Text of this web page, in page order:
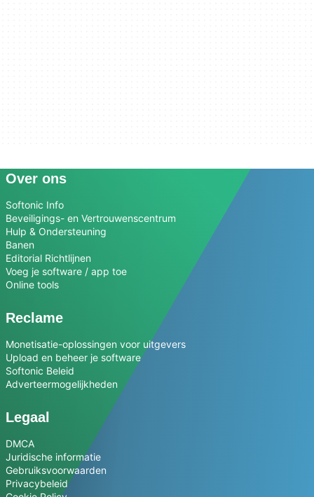
Over ons
Softonic Info
Beveiligings- en Vertrouwenscentrum
Hulp & Ondersteuning
Banen
Editorial Richtlijnen
Voeg je software / app toe
Online tools
Reclame
Monetisatie-oplossingen voor uitgevers
Upload en beheer je software
Softonic Beleid
Adverteermogelijkheden
Legaal
DMCA
Juridische informatie
Gebruiksvoorwaarden
Privacybeleid